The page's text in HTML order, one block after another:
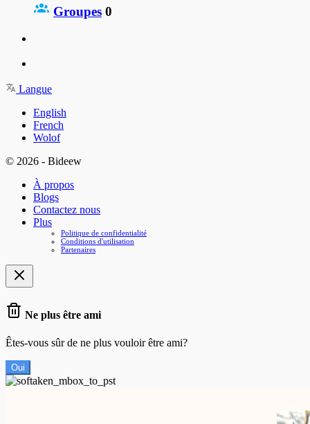
Groupes 0
Langue
English
French
Wolof
© 2026 - Bideew
À propos
Blogs
Contactez nous
Plus
Politique de confidentialité
Conditions d'utilisation
Partenaires
Ne plus être ami
Êtes-vous sûr de ne plus vouloir être ami?
Oui